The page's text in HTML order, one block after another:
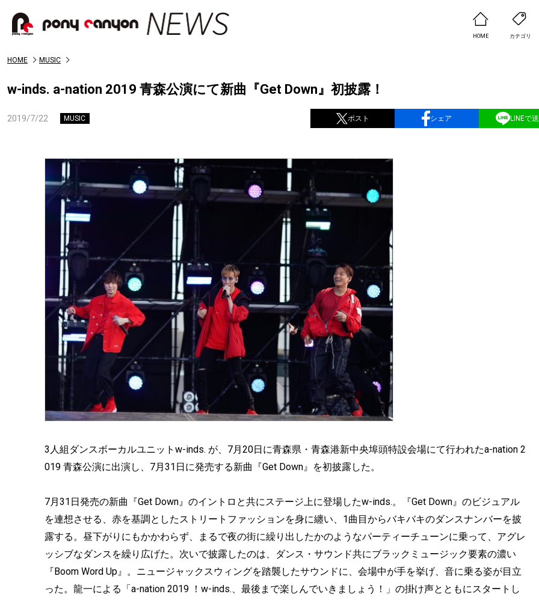
HOME カテゴリ
HOME MUSIC
w-inds. a-nation 2019 青森公演にて新曲『Get Down』初披露！
2019/7/22 MUSIC ポスト シェア LINEで
3人組ダンスボーカルユニットw-inds. が、7月20日に青森県・青森港新中央埠頭特設会場にて行われたa-nation 2
019 青森公演に出演し、7月31日に発売する新曲『Get Down』を初披露した。
7月31日発売の新曲『Get Down』のイントロと共にステージ上に登場したw-inds.。『Get Down』のビジュアル
を連想させる、赤を基調としたストリートファッションを身に纏い、1曲目からバキバキのダンスナンバーを披
露する。昼下がりにもかかわらず、まるで夜の街に繰り出したかのようなパーティーチューンに乗って、アグレ
ッシブなダンスを繰り広げた。次いで披露したのは、ダンス・サウンド共にブラックミュージック要素の濃い
『Boom Word Up』。ニュージャックスウィングを踏襲したサウンドに、会場中が手を挙げ、音に乗る姿が目立
った。龍一による「a-nation 2019 ！w-inds.、最後まで楽しんでいきましょう！」の掛け声とともにスタートし